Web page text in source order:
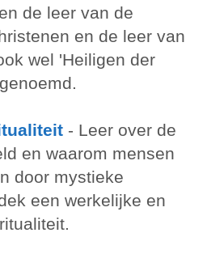
de leer van de
en de leer van
wel 'Heiligen der
- Leer over de
en waarom mensen
door mystieke
een werkelijke en